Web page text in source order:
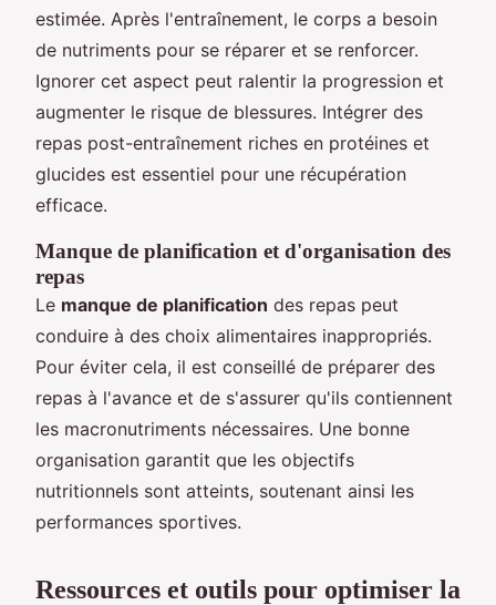
estimée. Après l'entraînement, le corps a besoin
de nutriments pour se réparer et se renforcer.
Ignorer cet aspect peut ralentir la progression et
augmenter le risque de blessures. Intégrer des
repas post-entraînement riches en protéines et
glucides est essentiel pour une récupération
efficace.
Manque de planification et d'organisation des
repas
Le manque de planification des repas peut
conduire à des choix alimentaires inappropriés.
Pour éviter cela, il est conseillé de préparer des
repas à l'avance et de s'assurer qu'ils contiennent
les macronutriments nécessaires. Une bonne
organisation garantit que les objectifs
nutritionnels sont atteints, soutenant ainsi les
performances sportives.
Ressources et outils pour optimiser la